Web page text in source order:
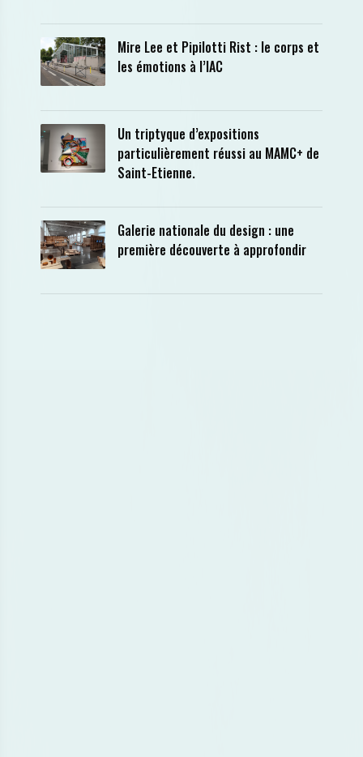
Mire Lee et Pipilotti Rist : le corps et
les émotions à l’IAC
Un triptyque d’expositions
particulièrement réussi au MAMC+ de
Saint-Etienne.
Galerie nationale du design : une
première découverte à approfondir